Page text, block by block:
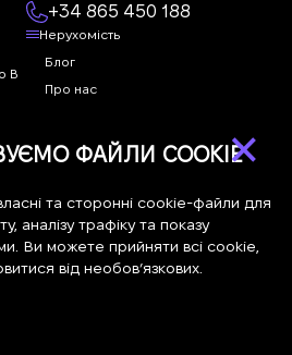
+34 865 450 188
B
Нерухомість
Блог
Про нас
Контакти
Щотижнева розсилка
×
ФАЙЛИ COOKIE
та сторонні cookie-файли для
аналізу трафіку та показу
Ви можете прийняти всі cookie,
від необов’язкових.